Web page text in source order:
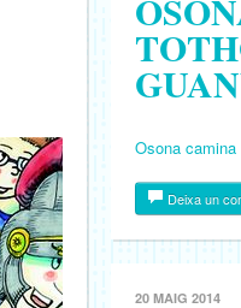
Osona
Deixa un
20 MAIG 2014